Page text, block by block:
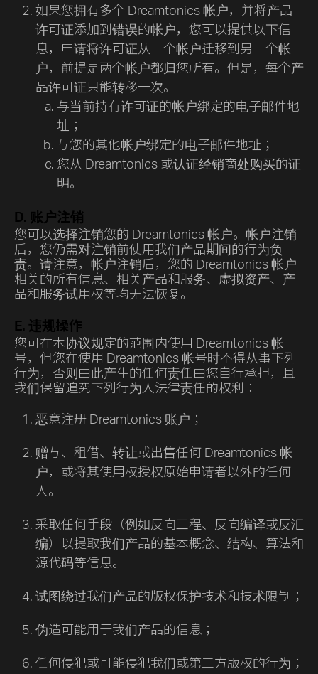
如果您拥有多个 Dreamtonics 帐户，并将产品
许可证添加到错误的帐户，您可以提供以下信
息，申请将许可证从一个帐户迁移到另一个帐
户，前提是两个帐户都归您所有。但是，每个产
品许可证只能转移一次。
与当前持有许可证的帐户绑定的电子邮件地
址；
与您的其他帐户绑定的电子邮件地址；
您从 Dreamtonics 或认证经销商处购买的证
明。
D. 账户注销
您可以选择注销您的 Dreamtonics 帐户。帐户注销
后，您仍需对注销前使用我们产品期间的行为负
责。请注意，帐户注销后，您的 Dreamtonics 帐户
相关的所有信息、相关产品和服务、虚拟资产、产
品和服务试用权等均无法恢复。
E. 违规操作
您可在本协议规定的范围内使用 Dreamtonics 帐
号，但您在使用 Dreamtonics 帐号时不得从事下列
行为，否则由此产生的任何责任由您自行承担，且
我们保留追究下列行为人法律责任的权利：
恶意注册 Dreamtonics 账户；
赠与、租借、转让或出售任何 Dreamtonics 帐
户，或将其使用权授权原始申请者以外的任何
人。
采取任何手段（例如反向工程、反向编译或反汇
编）以提取我们产品的基本概念、结构、算法和
源代码等信息。
试图绕过我们产品的版权保护技术和技术限制；
伪造可能用于我们产品的信息；
任何侵犯或可能侵犯我们或第三方版权的行为；